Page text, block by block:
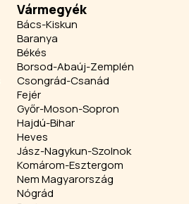
Vármegyék
Bács-Kiskun
Baranya
Békés
Borsod-Abaúj-Zemplén
Csongrád-Csanád
Fejér
Győr-Moson-Sopron
Hajdú-Bihar
Heves
Jász-Nagykun-Szolnok
Komárom-Esztergom
Nem Magyarország
Nógrád